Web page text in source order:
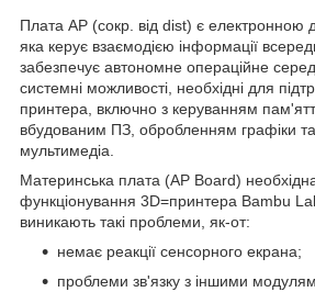
Плата AP (сокр. від dist) є електронною
яка керує взаємодією інформації
забезпечує автономне операційне
системні можливості, необхідні для
принтера, включно з керуванням
вбудованим ПЗ, обробленням графіки
мультимедіа.
Материнська плата (AP Board)
функціонування 3D=принтера Bambu
виникають такі проблеми, як-от:
немає реакції сенсорного екрана;
проблеми зв'язку з іншими